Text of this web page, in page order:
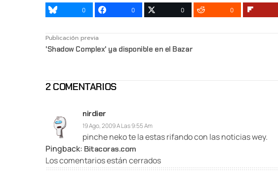
0 0 0 0
Publicación previa
'Shadow Complex' ya disponible en el Bazar
2 COMENTARIOS
nirdier
19 Ago, 2009 A Las 9:55 Am
pinche neko te la estas rifando con las noticias wey.
Pingback: Bitacoras.com
Los comentarios están cerrados